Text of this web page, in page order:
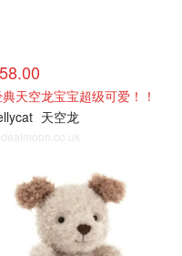
天空龙宝宝超级可爱！！
天空龙